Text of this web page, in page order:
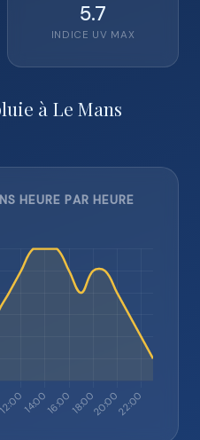
5.7
INDICE UV MAX
à Le Mans
HEURE PAR HEURE